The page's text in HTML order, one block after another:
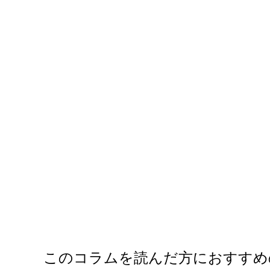
このコラムを読んだ方におすす